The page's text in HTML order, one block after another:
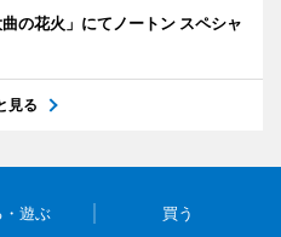
の花火」にてノートン スペシャ
見る
・遊ぶ 買う